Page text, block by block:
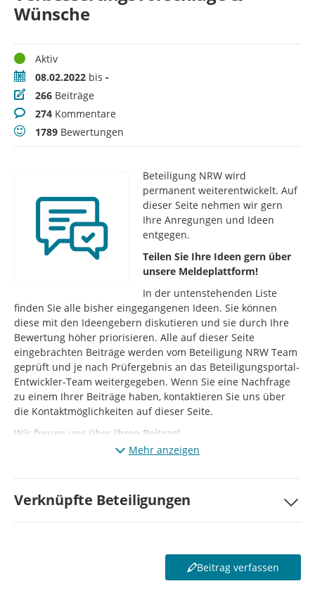
Wünsche
StatusAktiv
Zeitraum08.02.2022 bis -
Beiträge
266 Beiträge
Kommentare
274 Kommentare
Bewertungen
1789 Bewertungen
Beteiligung NRW wird
permanent weiterentwickelt. Auf
dieser Seite nehmen wir gern
Ihre Anregungen und Ideen
entgegen.
Teilen Sie Ihre Ideen gern über
unsere Meldeplattform!
In der untenstehenden Liste
finden Sie alle bisher eingegangenen Ideen. Sie können
diese mit den Ideengebern diskutieren und sie durch Ihre
Bewertung höher priorisieren. Alle auf dieser Seite
eingebrachten Beiträge werden vom Beteiligung NRW Team
geprüft und je nach Prüfergebnis an das Beteiligungsportal-
Entwickler-Team weitergegeben. Wenn Sie eine Nachfrage
zu einem Ihrer Beiträge haben, kontaktieren Sie uns über
die Kontaktmöglichkeiten auf dieser Seite.
Wir freuen uns über Ihren Beitrag!
Mehr anzeigen
Verknüpfte Beteiligungen
Beitrag verfassen